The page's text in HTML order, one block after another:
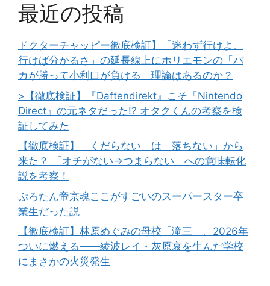
最近の投稿
ドクターチャッピー徹底検証】「迷わず行けよ、
行けば分かるさ」の延長線上にホリエモンの「バ
カが勝って小利口が負ける」理論はあるのか？
>【徹底検証】『Daftendirekt』こそ『Nintendo
Direct』の元ネタだった!? オタクくんの考察を検
証してみた
【徹底検証】「くだらない」は「落ちない」から
来た？ 「オチがない→つまらない」への意味転化
説を考察！
ぷろたん帝京魂ここがすごいのスーパースター卒
業生だった説
【徹底検証】林原めぐみの母校「滝三」、2026年
ついに燃える――綾波レイ・灰原哀を生んだ学校
にまさかの火災発生